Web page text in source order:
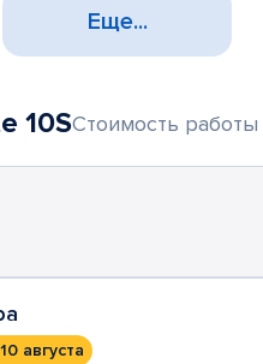
Еще...
10SСтоимость работы
августа